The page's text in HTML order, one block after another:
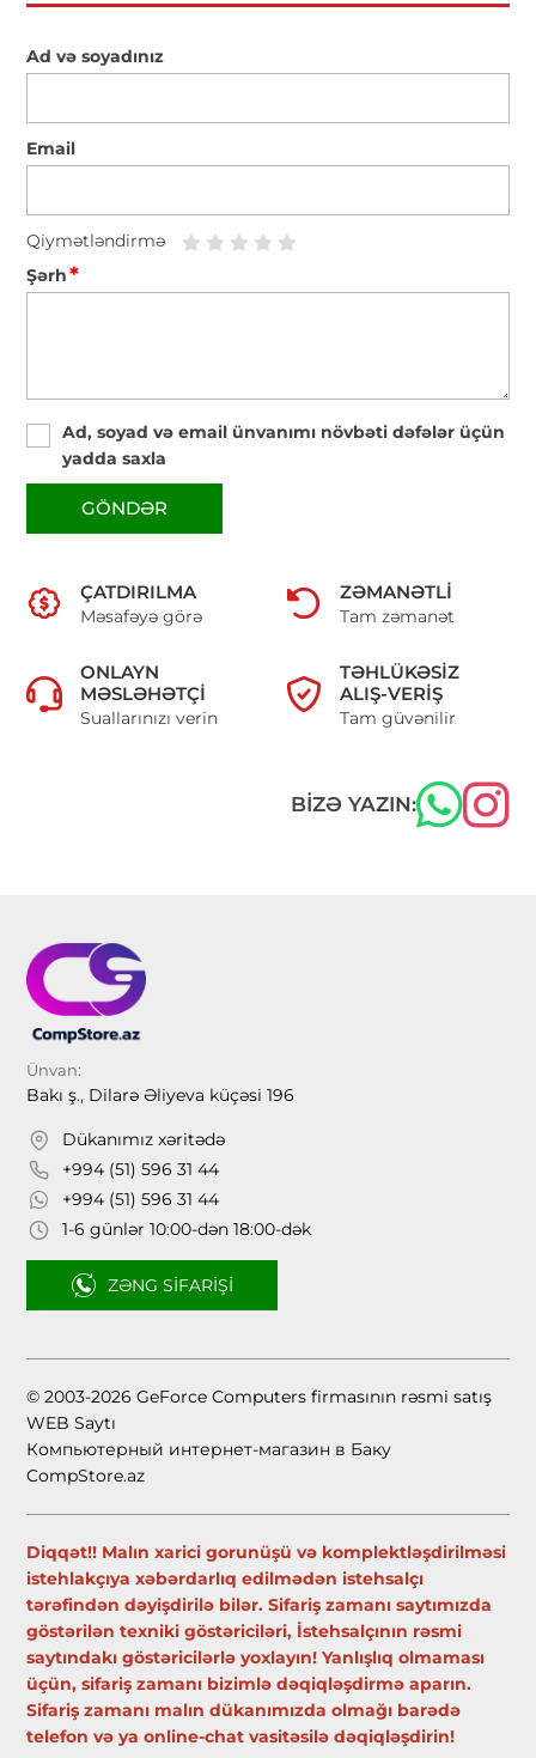
Ad və soyadınız
Email
Qiymətləndirmə
Şərh*
Ad, soyad və email ünvanımı növbəti dəfələr üçün
yadda saxla
GÖNDƏR
ÇATDIRILMA
Məsafəyə görə
ZƏMANƏTLI
Tam zəmanət
ONLAYN
MƏSLƏHƏTÇI
Suallarınızı verin
TƏHLÜKƏSIZ
ALIŞ-VERIŞ
Tam güvənilir
BIZƏ YAZIN:
Ünvan:
Bakı ş., Dilarə Əliyeva küçəsi 196
Dükanımız xəritədə
+994 (51) 596 31 44
+994 (51) 596 31 44
1-6 günlər 10:00-dən 18:00-dək
ZƏNG SIFARIŞI
© 2003-2026 GeForce Computers firmasının rəsmi satış
WEB Saytı
Компьютерный интернет-магазин в Баку
CompStore.az
Diqqət!! Malın xarici gorunüşü və komplektləşdirilməsi
istehlakçıya xəbərdarlıq edilmədən istehsalçı
tərəfindən dəyişdirilə bilər. Sifariş zamanı saytımızda
göstərilən texniki göstəriciləri, İstehsalçının rəsmi
saytındakı göstəricilərlə yoxlayın! Yanlışlıq olmaması
üçün, sifariş zamanı bizimlə dəqiqləşdirmə aparın.
Sifariş zamanı malın dükanımızda olmağı barədə
telefon və ya online-chat vasitəsilə dəqiqləşdirin!